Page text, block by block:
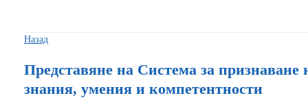
Назад
Представяне на Система за
знания, умения и компетентности